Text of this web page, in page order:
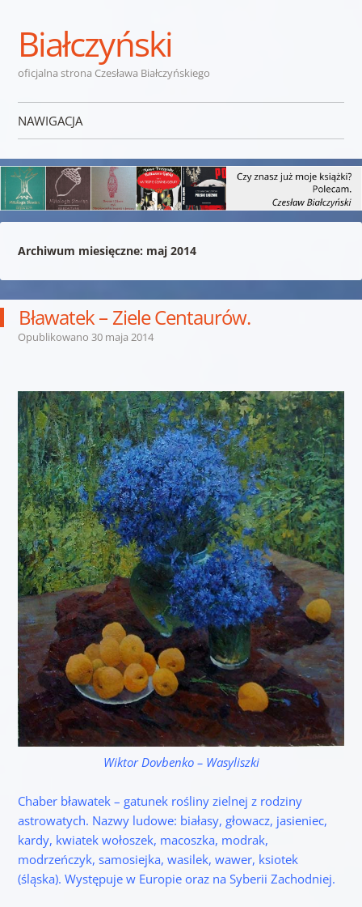
Białczyński
oficjalna strona Czesława Białczyńskiego
NAWIGACJA
Archiwum miesięczne: maj 2014
Bławatek – Ziele Centaurów.
Opublikowano 30 maja 2014
Wiktor Dovbenko – Wasyliszki
Chaber bławatek – gatunek rośliny zielnej z rodziny
astrowatych. Nazwy ludowe: białasy, głowacz, jasieniec,
kardy, kwiatek wołoszek, macoszka, modrak,
modrzeńczyk, samosiejka, wasilek, wawer, ksiotek
(śląska). Występuje w Europie oraz na Syberii Zachodniej.